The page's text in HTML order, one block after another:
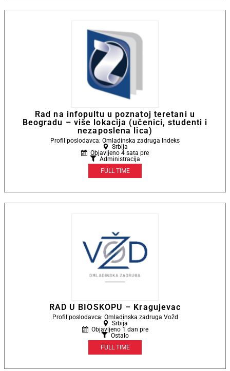
Rad na infopultu u poznatoj teretani u
Beogradu – više lokacija (učenici, studenti i
nezaposlena lica)
Profil poslodavca: Omladinska zadruga Indeks
Srbija
Objavljeno 4 sata pre
Administracija
FULL TIME
RAD U BIOSKOPU – Kragujevac
Profil poslodavca: Omladinska zadruga Vožd
Srbija
Objavljeno 1 dan pre
Ostalo
FULL TIME